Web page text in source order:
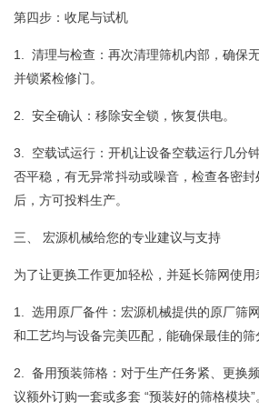
第四步：收尾与试机
1. 清理与检查：再次清理筛机内部，确保
并锁紧检修门。
2. 安全确认：移除安全锁，恢复供电。
3. 空载试运行：开机让设备空载运行几分
否平稳，有无异常抖动或噪音，检查各密
后，方可投料生产。
三、 宏源机械给您的专业建议与支持
为了让更换工作更加轻松，并延长筛网使用
1. 选用原厂备件：宏源机械提供的原厂筛
和工艺均与设备完美匹配，能确保最佳的筛
2. 备用预装筛格：对于生产任务紧、更换
议额外订购一套或多套 “预装好的筛格模块